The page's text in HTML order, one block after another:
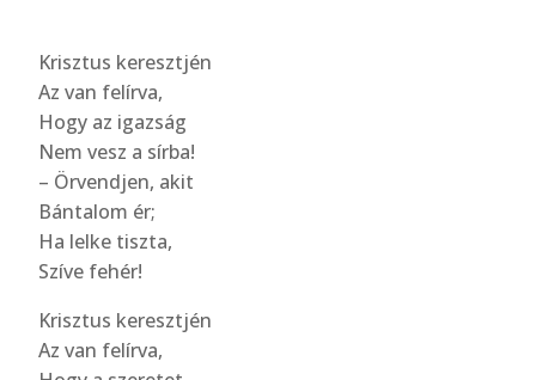
Krisztus keresztjén
Az van felírva,
Hogy az igazság
Nem vesz a sírba!
– Örvendjen, akit
Bántalom ér;
Ha lelke tiszta,
Szíve fehér!
Krisztus keresztjén
Az van felírva,